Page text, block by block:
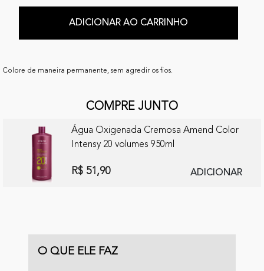
ADICIONAR AO CARRINHO
Colore de maneira permanente, sem agredir os fios.
COMPRE JUNTO
Água Oxigenada Cremosa Amend Color
Intensy 20 volumes 950ml
R$ 51,90 ADICIONAR
O QUE ELE FAZ